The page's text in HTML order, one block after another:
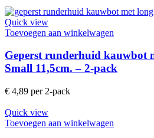
Quick view
Toevoegen aan winkelwagen
Geperst runderhuid kauwbot
Small 11,5cm. – 2-pack
€ 4,89 per 2-pack
Quick view
Toevoegen aan winkelwagen